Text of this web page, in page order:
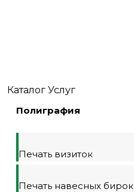
Каталог Услуг
Полиграфия
Печать визиток
Печать навесных бирок